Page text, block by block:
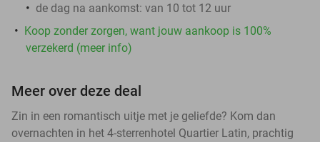
de dag na aankomst: van 10 tot 12 uur
Koop zonder zorgen, want jouw aankoop is 100%
verzekerd (meer info)
Meer over deze deal
Zin in een romantisch uitje met je geliefde? Kom dan
overnachten in het 4-sterrenhotel Quartier Latin, prachtig